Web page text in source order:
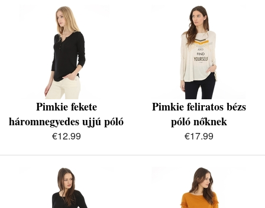
Pimkie fekete
háromnegyedes ujjú póló
€12.99
Pimkie feliratos bézs
póló nőknek
€17.99